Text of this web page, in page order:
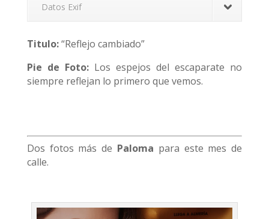
Datos Exif
Titulo:“Reflejo cambiado”
Pie de Foto: Los espejos del escaparate no
siempre reflejan lo primero que vemos.
Dos fotos más de Paloma para este mes de
calle.